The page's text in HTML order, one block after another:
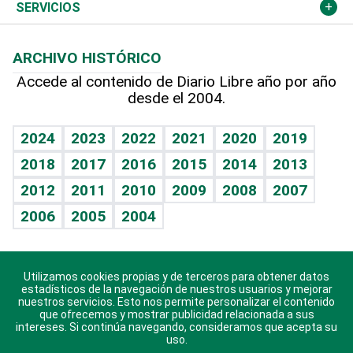
Economía personal
Podcast Arte Libre
Hablando con el pediatra
Vida y familia
Eñe
Celebrando la vida
Sin complejos
En pocas palabras
Escuchando al corazón
Economía Personal
Más deportes
Línea de hit
BRV
TBT Deportivo
El Espía
Más firmas
Cambio climático
Opinión
Hecho en casa
Guía del dinero
SERVICIOS
Cumpleaños
Horóscopos
Juegos
ARCHIVO HISTÓRICO
Accede al contenido de Diario Libre año por año
desde el 2004.
2024 2023 2022 2021 2020
2019
2018
2017 2016 2015 2014
2013
2012
2011 2010 2009 2008
2007
2006
2005 2004
Descarga nuestras aplicaciones para Android, iOS y
sistema Huawei.
Utilizamos cookies propias y de terceros para obtener datos
estadísticos de la navegación de nuestros usuarios y mejorar
nuestros servicios. Esto nos permite personalizar el contenido
que ofrecemos y mostrar publicidad relacionada a sus
intereses. Si continúa navegando, consideramos que acepta su
uso.